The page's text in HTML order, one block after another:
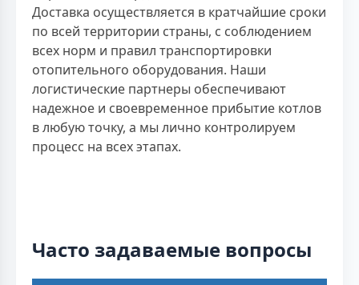
Доставка осуществляется в кратчайшие сроки
по всей территории страны, с соблюдением
всех норм и правил транспортировки
отопительного оборудования. Наши
логистические партнеры обеспечивают
надежное и своевременное прибытие котлов
в любую точку, а мы лично контролируем
процесс на всех этапах.
Часто задаваемые вопросы